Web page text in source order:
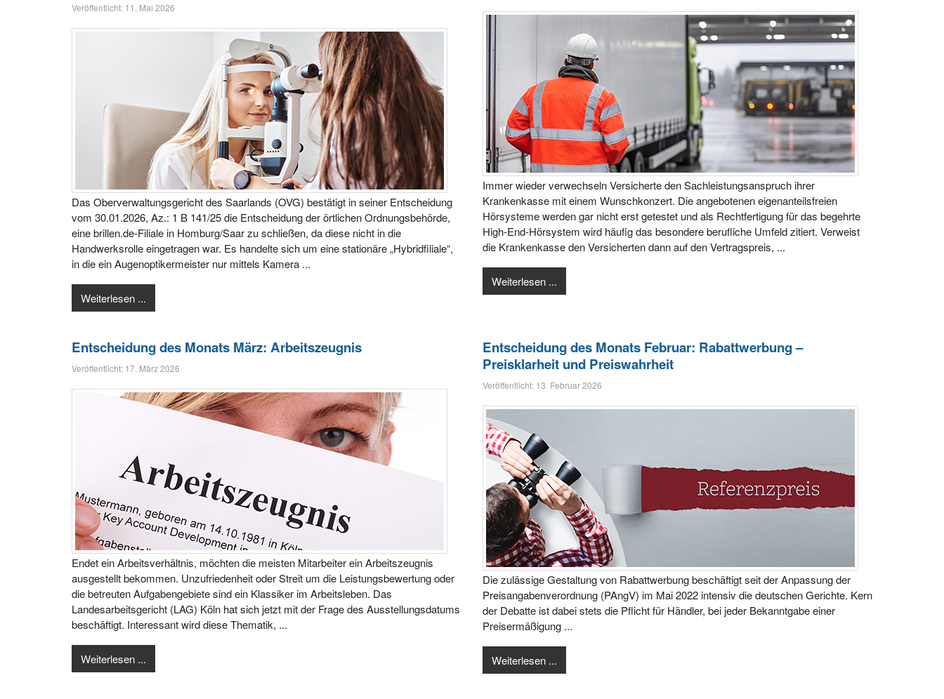
Veröffentlicht: 11. Mai 2026
Das Oberverwaltungsgericht des Saarlands (OVG) bestätigt in seiner Entscheidung
vom 30.01.2026, Az.: 1 B 141/25 die Entscheidung der örtlichen Ordnungsbehörde,
eine brillen.de-Filiale in Homburg/Saar zu schließen, da diese nicht in die
Handwerksrolle eingetragen war. Es handelte sich um eine stationäre „Hybridfiliale“,
in die ein Augenoptikermeister nur mittels Kamera ...
Weiterlesen ...
Immer wieder verwechseln Versicherte den Sachleistungsanspruch ihrer
Krankenkasse mit einem Wunschkonzert. Die angebotenen eigenanteilsfreien
Hörsysteme werden gar nicht erst getestet und als Rechtfertigung für das begehrte
High-End-Hörsystem wird häufig das besondere berufliche Umfeld zitiert. Verweist
die Krankenkasse den Versicherten dann auf den Vertragspreis, ...
Weiterlesen ...
Entscheidung des Monats März: Arbeitszeugnis
Veröffentlicht: 17. März 2026
Endet ein Arbeitsverhältnis, möchten die meisten Mitarbeiter ein Arbeitszeugnis
ausgestellt bekommen. Unzufriedenheit oder Streit um die Leistungsbewertung oder
die betreuten Aufgabengebiete sind ein Klassiker im Arbeitsleben. Das
Landesarbeitsgericht (LAG) Köln hat sich jetzt mit der Frage des Ausstellungsdatums
beschäftigt. Interessant wird diese Thematik, ...
Weiterlesen ...
Entscheidung des Monats Februar: Rabattwerbung –
Preisklarheit und Preiswahrheit
Veröffentlicht: 13. Februar 2026
Die zulässige Gestaltung von Rabattwerbung beschäftigt seit der Anpassung der
Preisangabenverordnung (PAngV) im Mai 2022 intensiv die deutschen Gerichte. Kern
der Debatte ist dabei stets die Pflicht für Händler, bei jeder Bekanntgabe einer
Preisermäßigung ...
Weiterlesen ...